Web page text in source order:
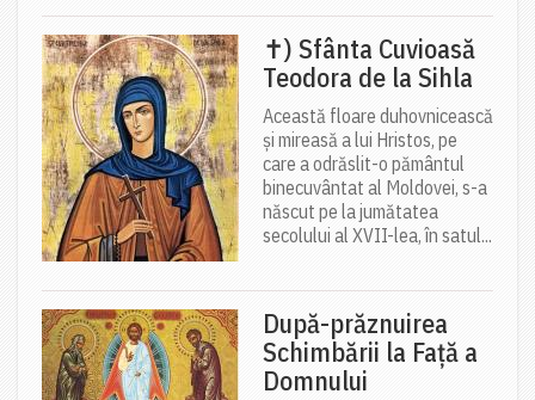
✝) Sfânta Cuvioasă
Teodora de la Sihla
Această floare duhovnicească
și mireasă a lui Hristos, pe
care a odrăslit-o pământul
binecuvântat al Moldovei, s-a
născut pe la jumătatea
secolului al XVII-lea, în satul...
După-prăznuirea
Schimbării la Față a
Domnului